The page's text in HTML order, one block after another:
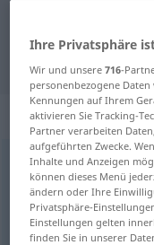
"aware"
„aware“:
aware [əˈwɛ(r)]adj
Übersicht aller
(Für mehr Details die
Ihre Privatsphäre
Wir und unsere716-
personenbezogene
Kennungen auf Ihrem
aktivieren Sie Tracking-
Partner verarbeiten
aufgeführten Zwecke.
Inhalte und Anzeigen
können dieses Menü
ändern oder Ihre
Privatsphäre-
Einstellungen gelten
finden Sie in unserer